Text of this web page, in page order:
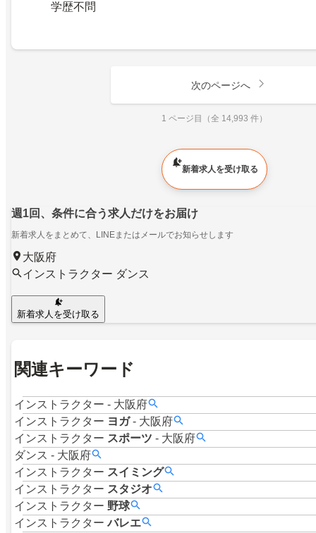
学歴不問
次のページへ
1 ページ目（全 14,993 件）
新着求人を受け取る
週1回、条件に合う求人だけをお届け
新着求人をまとめて、LINEまたはメールでお知らせします
大阪府
インストラクター ダンス
新着求人を受け取る
関連キーワード
インストラクター - 大阪府
インストラクター ヨガ - 大阪府
インストラクター スポーツ - 大阪府
ダンス - 大阪府
インストラクター スイミング
インストラクター スタジオ
インストラクター 野球
インストラクター バレエ